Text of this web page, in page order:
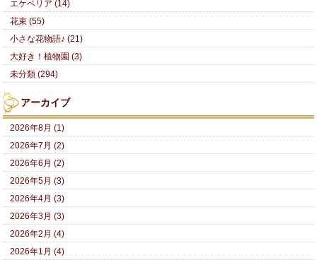
エケベリア (14)
花束 (55)
小さな花物語♪ (21)
大好き！植物園 (3)
未分類 (294)
アーカイブ
2026年8月 (1)
2026年7月 (2)
2026年6月 (2)
2026年5月 (3)
2026年4月 (3)
2026年3月 (3)
2026年2月 (4)
2026年1月 (4)